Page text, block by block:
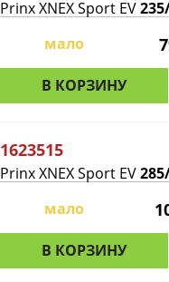
Prinx XNEX Sport EV
мало
В КОРЗИНУ
1623515
Prinx XNEX Sport EV
мало
В КОРЗИНУ